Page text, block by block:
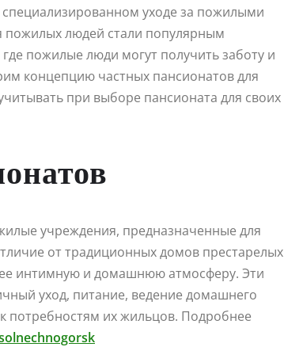
уходе за пожилыми
пожилых людей стали популярным
пожилые люди могут получить заботу и
концепцию частных пансионатов для
при выборе пансионата для своих
учреждения, предназначенные для
от традиционных домов престарелых
интимную и домашнюю атмосферу. Эти
уход, питание, ведение домашнего
потребностям их жильцов. Подробнее